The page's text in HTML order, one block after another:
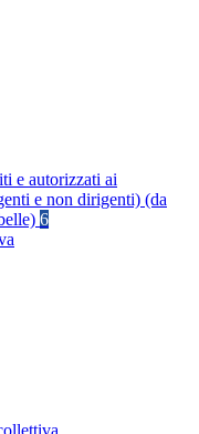
e autorizzati ai
e non dirigenti) (da
6